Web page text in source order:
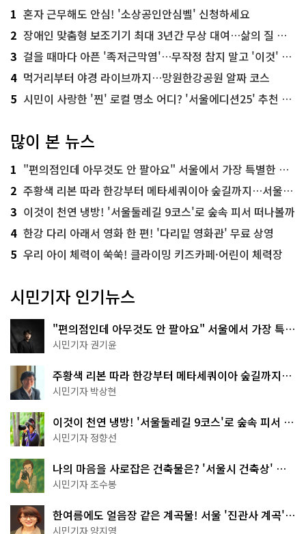
1 혼자 근무해도 안심! '소상공인안심벨' 신청하세요
2 장애인 맞춤형 보조기기 최대 3년간 무상 대여…삶의 질 높인다
3 걸을 때마다 아픈 '족저근막염'…무작정 참지 말고 '이것' 해보세요!
4 먹거리부터 야경 라이브까지…망원한강공원 알짜 코스
5 시민이 사랑한 '찐' 로컬 명소 어디? '서울에디션25' 추천 코스
많이 본 뉴스
1 "편의점인데 아무것도 안 팔아요" 서울에서 가장 특별한 편의점의 정체
2 주황색 리본 따라 한강부터 메타세쿼이아 숲길까지…서울둘레길 15코스
3 이것이 천연 냉방! '서울둘레길 9코스'로 숲속 피서 떠나볼까
4 한강 다리 아래서 영화 한 편! '다리밑 영화관' 무료 상영
5 우리 아이 체력이 쑥쑥! 클라이밍 키즈카페·어린이 체력장
시민기자 인기뉴스
"편의점인데 아무것도 안 팔아요" 서울에서 가장 특별
한 편의점의 정체
시민기자 권기윤
주황색 리본 따라 한강부터 메타세쿼이아 숲길까지…
서울둘레길 15코스
시민기자 박상현
이것이 천연 냉방! '서울둘레길 9코스'로 숲속 피서 떠
나볼까
시민기자 정향선
나의 마음을 사로잡은 건축물은? '서울시 건축상' 수
상작 공개!
시민기자 조수봉
한여름에도 얼음장 같은 계곡물! 서울 '진관사 계곡'이
천국이네~
시민기자 양지영